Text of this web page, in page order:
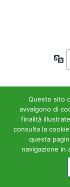
Questo sito
avvalgono di
finalità
consulta la
questa
navigazione in